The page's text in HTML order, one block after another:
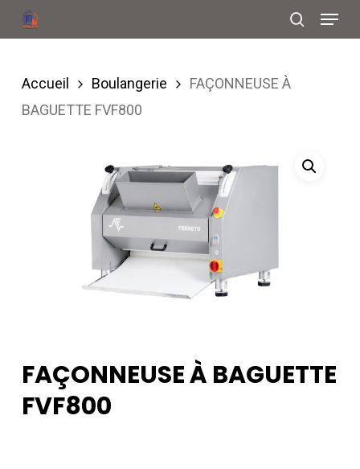
Skip
to
content
search
Menu
Accueil Boulangerie
FAÇONNEUSE À
BAGUETTE FVF800
FAÇONNEUSE À BAGUETTE
FVF800